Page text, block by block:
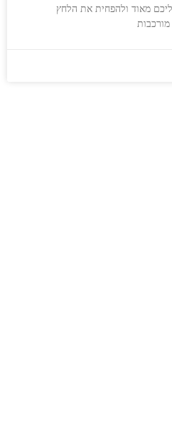
מאוד ולהפחית את הלחץ